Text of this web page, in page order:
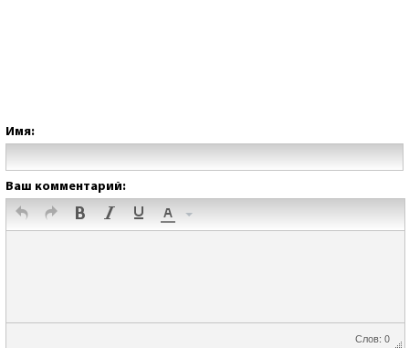
Имя:
Ваш комментарий:
Слов: 0